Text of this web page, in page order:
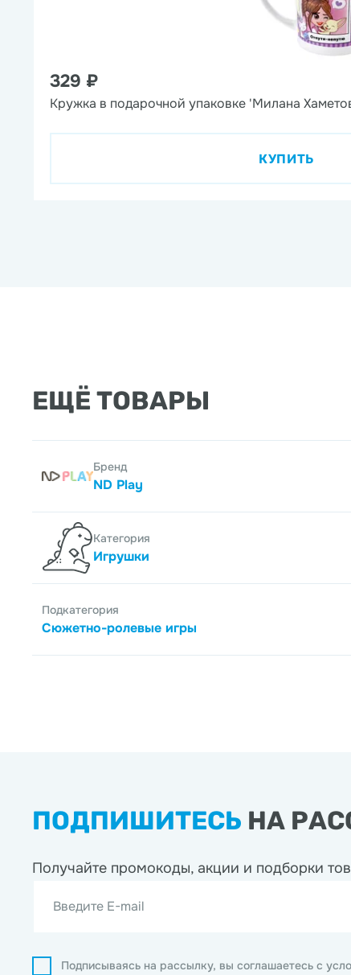
329 ₽
Кружка в подарочной упаковке 'Милана
КУПИТЬ
ЕЩЁ ТОВАРЫ
Бренд
ND Play
Категория
Игрушки
Подкатегория
Сюжетно-ролевые игры
ПОДПИШИТЕСЬ НА
Получайте промокоды, акции и подборки
Введите E-mail
Подписываясь на рассылку, вы соглашаетесь с